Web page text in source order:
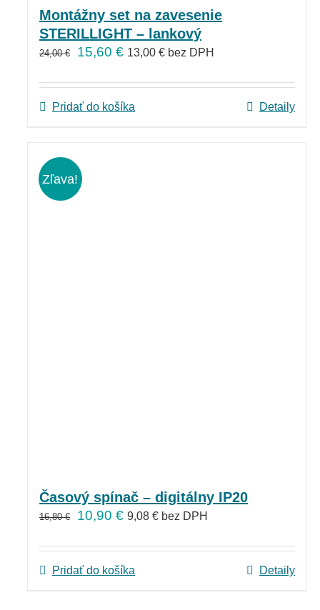
Montážny set na zavesenie
STERILLIGHT – lankový
24,00€ 15,60 € 13,00 € bez DPH
Pridať do košíka Detaily
Zľava!
Časový spínač – digitálny IP20
16,80€ 10,90 € 9,08 € bez DPH
Pridať do košíka Detaily